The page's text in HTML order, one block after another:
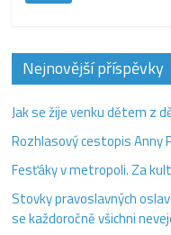
Nejnovější příspěvky
Jak se žije venku dětem z
Rozhlasový cestopis Anny
Fesťáky v metropoli. Za
Stovky pravoslavných
se každoročně všichni